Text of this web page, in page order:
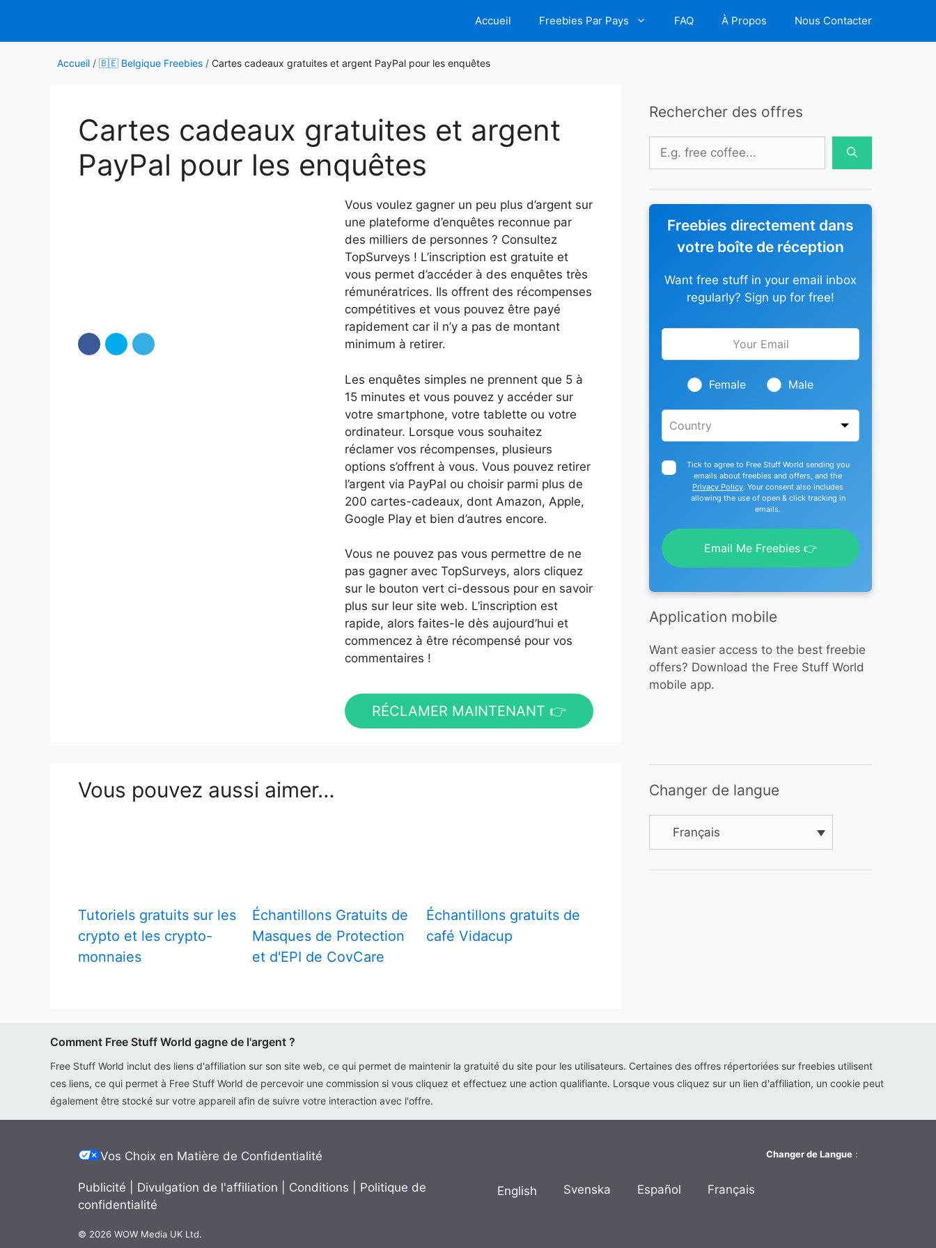
contenu
Accueil Freebies Par Pays FAQ À Propos Nous Contacter
Accueil / 🇧🇪 Belgique Freebies / Cartes cadeaux gratuites et argent PayPal pour les enquêtes
Cartes cadeaux gratuites et argent
PayPal pour les enquêtes
Vous voulez gagner un peu plus d’argent sur
une plateforme d’enquêtes reconnue par
des milliers de personnes ? Consultez
TopSurveys ! L’inscription est gratuite et
vous permet d’accéder à des enquêtes très
rémunératrices. Ils offrent des récompenses
compétitives et vous pouvez être payé
rapidement car il n’y a pas de montant
minimum à retirer.
Les enquêtes simples ne prennent que 5 à
15 minutes et vous pouvez y accéder sur
votre smartphone, votre tablette ou votre
ordinateur. Lorsque vous souhaitez
réclamer vos récompenses, plusieurs
options s’offrent à vous. Vous pouvez retirer
l’argent via PayPal ou choisir parmi plus de
200 cartes-cadeaux, dont Amazon, Apple,
Google Play et bien d’autres encore.
Vous ne pouvez pas vous permettre de ne
pas gagner avec TopSurveys, alors cliquez
sur le bouton vert ci-dessous pour en savoir
plus sur leur site web. L’inscription est
rapide, alors faites-le dès aujourd’hui et
commencez à être récompensé pour vos
commentaires !
RÉCLAMER MAINTENANT 👉
Vous pouvez aussi aimer…
Tutoriels gratuits sur les
crypto et les crypto-
monnaies
Échantillons Gratuits de
Masques de Protection
et d'EPI de CovCare
Échantillons gratuits de
café Vidacup
Rechercher des offres
Rechercher :
Freebies directement dans
votre boîte de réception
Want free stuff in your email inbox
regularly? Sign up for free!
Leave
blank
Female Male
Tick to agree to Free Stuff World sending you
emails about freebies and offers, and the
Privacy Policy. Your consent also includes
allowing the use of open & click tracking in
emails.
Email Me Freebies 👉
Application mobile
Want easier access to the best freebie
offers? Download the Free Stuff World
mobile app.
Changer de langue
Français
Comment Free Stuff World gagne de l'argent ?
Free Stuff World inclut des liens d'affiliation sur son site web, ce qui permet de maintenir la gratuité du site pour les utilisateurs. Certaines des offres répertoriées sur freebies utilisent
ces liens, ce qui permet à Free Stuff World de percevoir une commission si vous cliquez et effectuez une action qualifiante. Lorsque vous cliquez sur un lien d'affiliation, un cookie peut
également être stocké sur votre appareil afin de suivre votre interaction avec l'offre.
Vos Choix en Matière de Confidentialité
Publicité Divulgation de l'affiliation Conditions
Politique de
confidentialité
© 2026 WOW Media UK Ltd.
Changer de Langue :
English Svenska Español Français